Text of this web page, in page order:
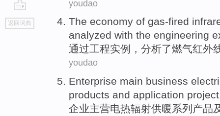
go
top
返回词典
youdao
The economy of gas-fired
analyzed with the engineering
通过工程实例 ， 分析了燃气红外
youdao
Enterprise main business
products and application project
企业主营电热辐射供暖系列 产品